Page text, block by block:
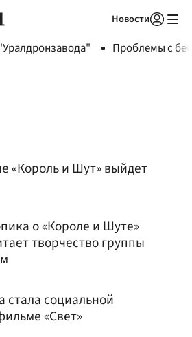
Новости
Проблемы с
«Король и Шут» выйдет
о «Короле и Шуте»
творчество группы
стала социальной
«Свет»